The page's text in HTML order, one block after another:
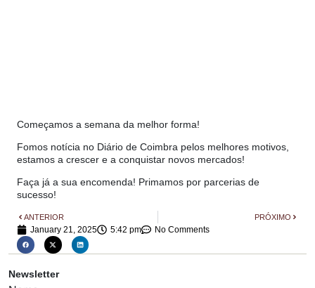
Começamos a semana da melhor forma!
Fomos notícia no Diário de Coimbra pelos melhores motivos,
estamos a crescer e a conquistar novos mercados!
Faça já a sua encomenda! Primamos por parcerias de
sucesso!
ANTERIOR PRÓXIMO
January 21, 2025 5:42 pm No Comments
Newsletter